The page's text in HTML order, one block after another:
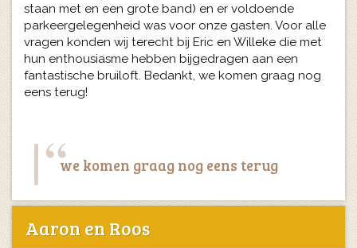
staan met en een grote band) en er voldoende
parkeergelegenheid was voor onze gasten. Voor alle
vragen konden wij terecht bij Eric en Willeke die met
hun enthousiasme hebben bijgedragen aan een
fantastische bruiloft. Bedankt, we komen graag nog
eens terug!
we komen graag nog eens terug
Aaron en Roos